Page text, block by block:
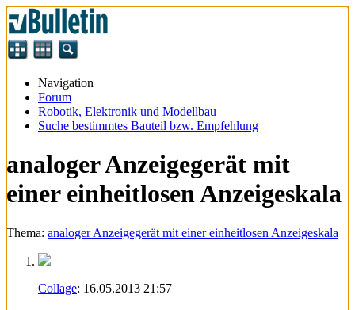
Navigation
Forum
Robotik, Elektronik und Modellbau
Suche bestimmtes Bauteil bzw. Empfehlung
analoger Anzeigegerät mit
einer einheitlosen Anzeigeskala
Thema: analoger Anzeigegerät mit einer einheitlosen Anzeigeskala
Collage: 16.05.2013 21:57